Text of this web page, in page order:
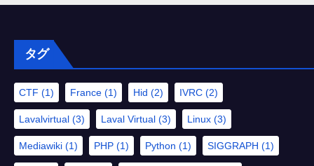
タグ
CTF (1) France (1) Hid (2) IVRC (2)
Lavalvirtual (3) Laval Virtual (3) Linux (3)
Mediawiki (1) PHP (1) Python (1) SIGGRAPH (1)